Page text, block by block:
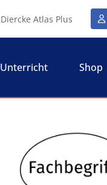
Diercke Atlas Plus
Unterricht Shop